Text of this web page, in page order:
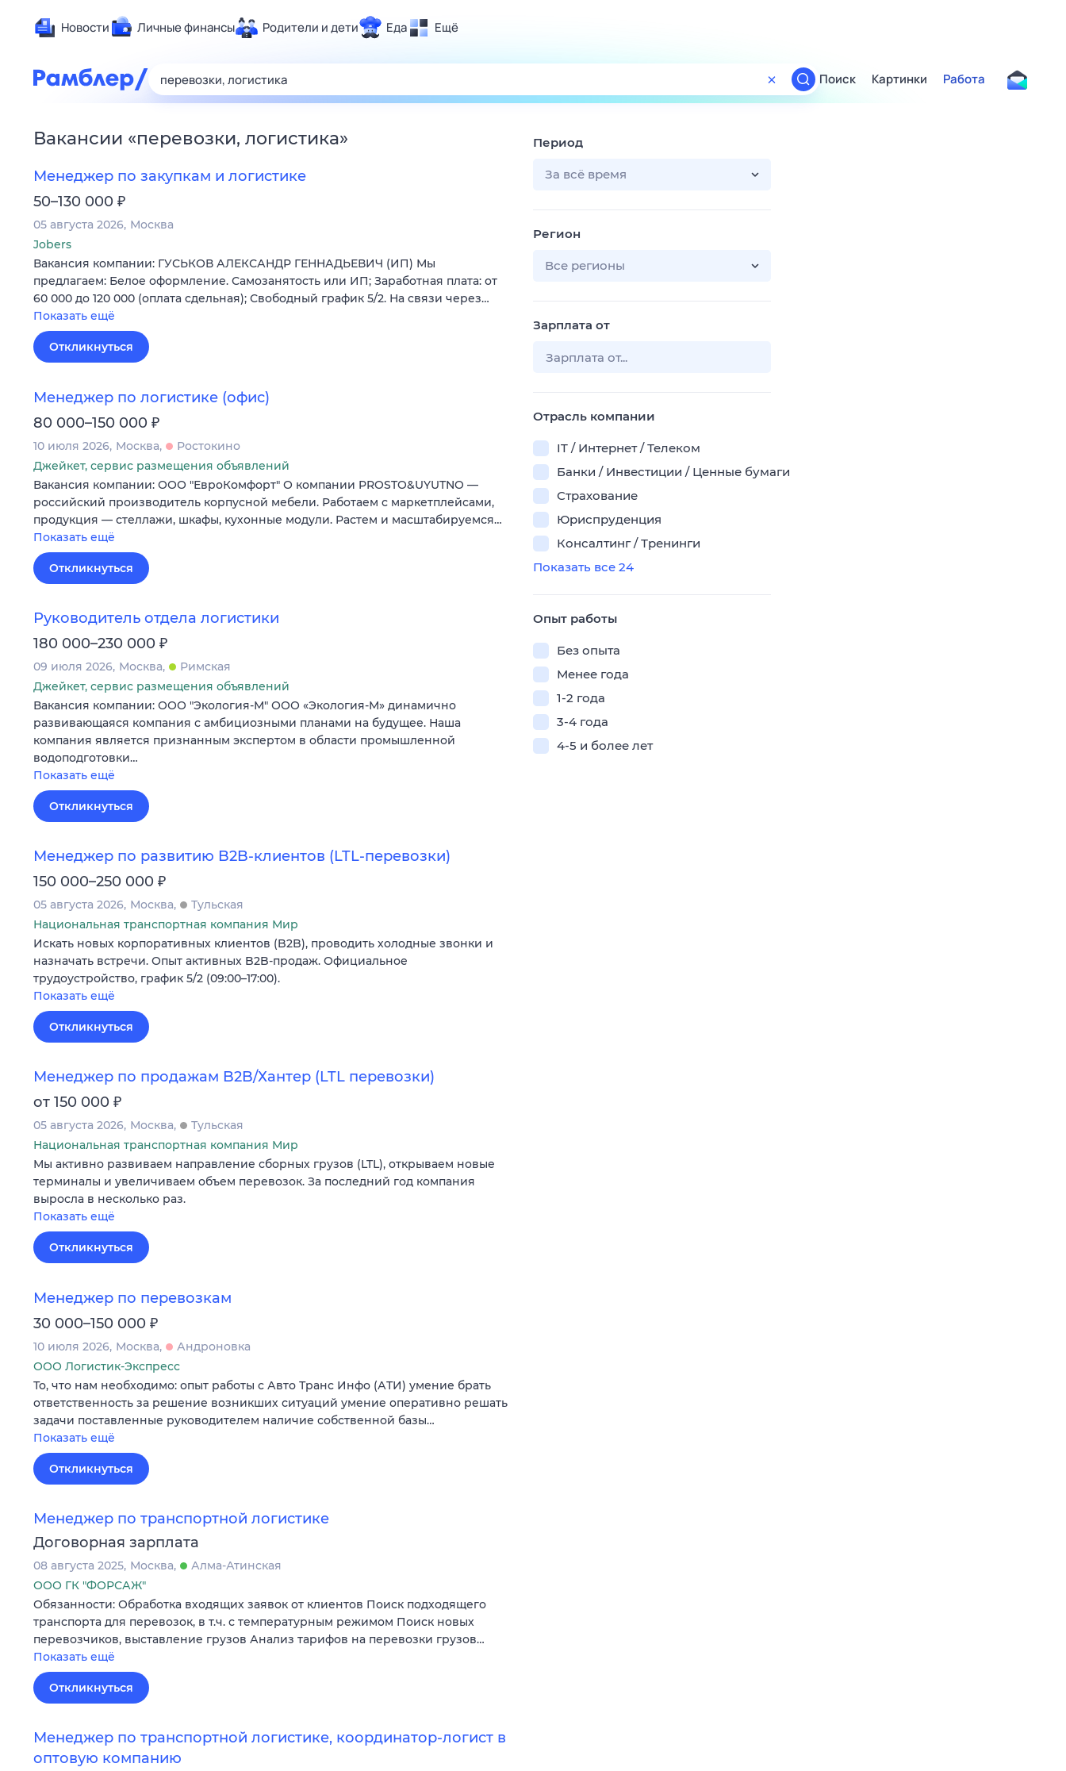
Новости Личные финансы Родители и дети Еда Ещё
Развлечения и отдых
Спорт
Карьера
Сберегаем вместе
Гороскопы
Поиск
ТВ-программа
Поиск Картинки Работа
Вакансии «перевозки, логистика»
Менеджер по закупкам и логистике
50–130 000 ₽
05 августа 2026 Москва
Jobers
Вакансия компании: ГУСЬКОВ АЛЕКСАНДР ГЕННАДЬЕВИЧ (ИП) Мы
предлагаем: Белое оформление. Самозанятость или ИП; Заработная плата: от
60 000 до 120 000 (оплата сдельная); Свободный график 5/2. На связи через…
Показать ещё
Откликнуться
Менеджер по логистике (офис)
80 000–150 000 ₽
10 июля 2026 Москва
Ростокино
Джейкет, сервис размещения объявлений
Вакансия компании: ООО "ЕвроКомфорт" О компании PROSTO&UYUTNO —
российский производитель корпусной мебели. Работаем с маркетплейсами,
продукция — стеллажи, шкафы, кухонные модули. Растем и масштабируемся…
Показать ещё
Откликнуться
Руководитель отдела логистики
180 000–230 000 ₽
09 июля 2026 Москва
Римская
Джейкет, сервис размещения объявлений
Вакансия компании: ООО "Экология-М" ООО «Экология-М» динамично
развивающаяся компания с амбициозными планами на будущее. Наша
компания является признанным экспертом в области промышленной
водоподготовки…
Показать ещё
Откликнуться
Менеджер по развитию B2B-клиентов (LTL-перевозки)
150 000–250 000 ₽
05 августа 2026 Москва
Тульская
Национальная транспортная компания Мир
Искать новых корпоративных клиентов (B2B), проводить холодные звонки и
назначать встречи. Опыт активных B2B-продаж. Официальное
трудоустройство, график 5/2 (09:00–17:00).
Показать ещё
Откликнуться
Менеджер по продажам B2B/Хантер (LTL перевозки)
от 150 000 ₽
05 августа 2026 Москва
Тульская
Национальная транспортная компания Мир
Мы активно развиваем направление сборных грузов (LTL), открываем новые
терминалы и увеличиваем объем перевозок. За последний год компания
выросла в несколько раз.
Показать ещё
Откликнуться
Менеджер по перевозкам
30 000–150 000 ₽
10 июля 2026 Москва
Андроновка
ООО Логистик-Экспресс
То, что нам необходимо: опыт работы с Авто Транс Инфо (АТИ) умение брать
ответственность за решение возникших ситуаций умение оперативно решать
задачи поставленные руководителем наличие собственной базы…
Показать ещё
Откликнуться
Менеджер по транспортной логистике
Договорная зарплата
08 августа 2025 Москва
Алма-Атинская
ООО ГК "ФОРСАЖ"
Обязанности: Обработка входящих заявок от клиентов Поиск подходящего
транспорта для перевозок, в т.ч. с температурным режимом Поиск новых
перевозчиков, выставление грузов Анализ тарифов на перевозки грузов…
Показать ещё
Откликнуться
Менеджер по транспортной логистике, координатор-логист в
оптовую компанию
Период
За всё время
Регион
Все регионы
Зарплата от
Отрасль компании
IT / Интернет / Телеком
Банки / Инвестиции / Ценные бумаги
Страхование
Юриспруденция
Консалтинг / Тренинги
Показать все 24
Опыт работы
Без опыта
Менее года
1-2 года
3-4 года
4-5 и более лет